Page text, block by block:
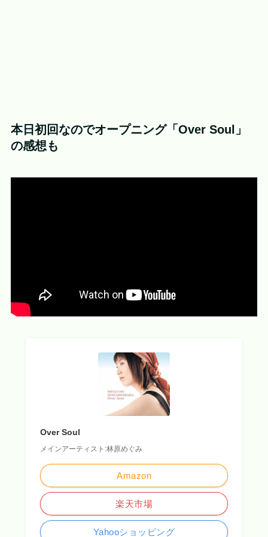
本日初回なのでオープニング「Over Soul」
の感想も
Over Soul
メインアーティスト:林原めぐみ
Amazon
楽天市場
Yahooショッピング